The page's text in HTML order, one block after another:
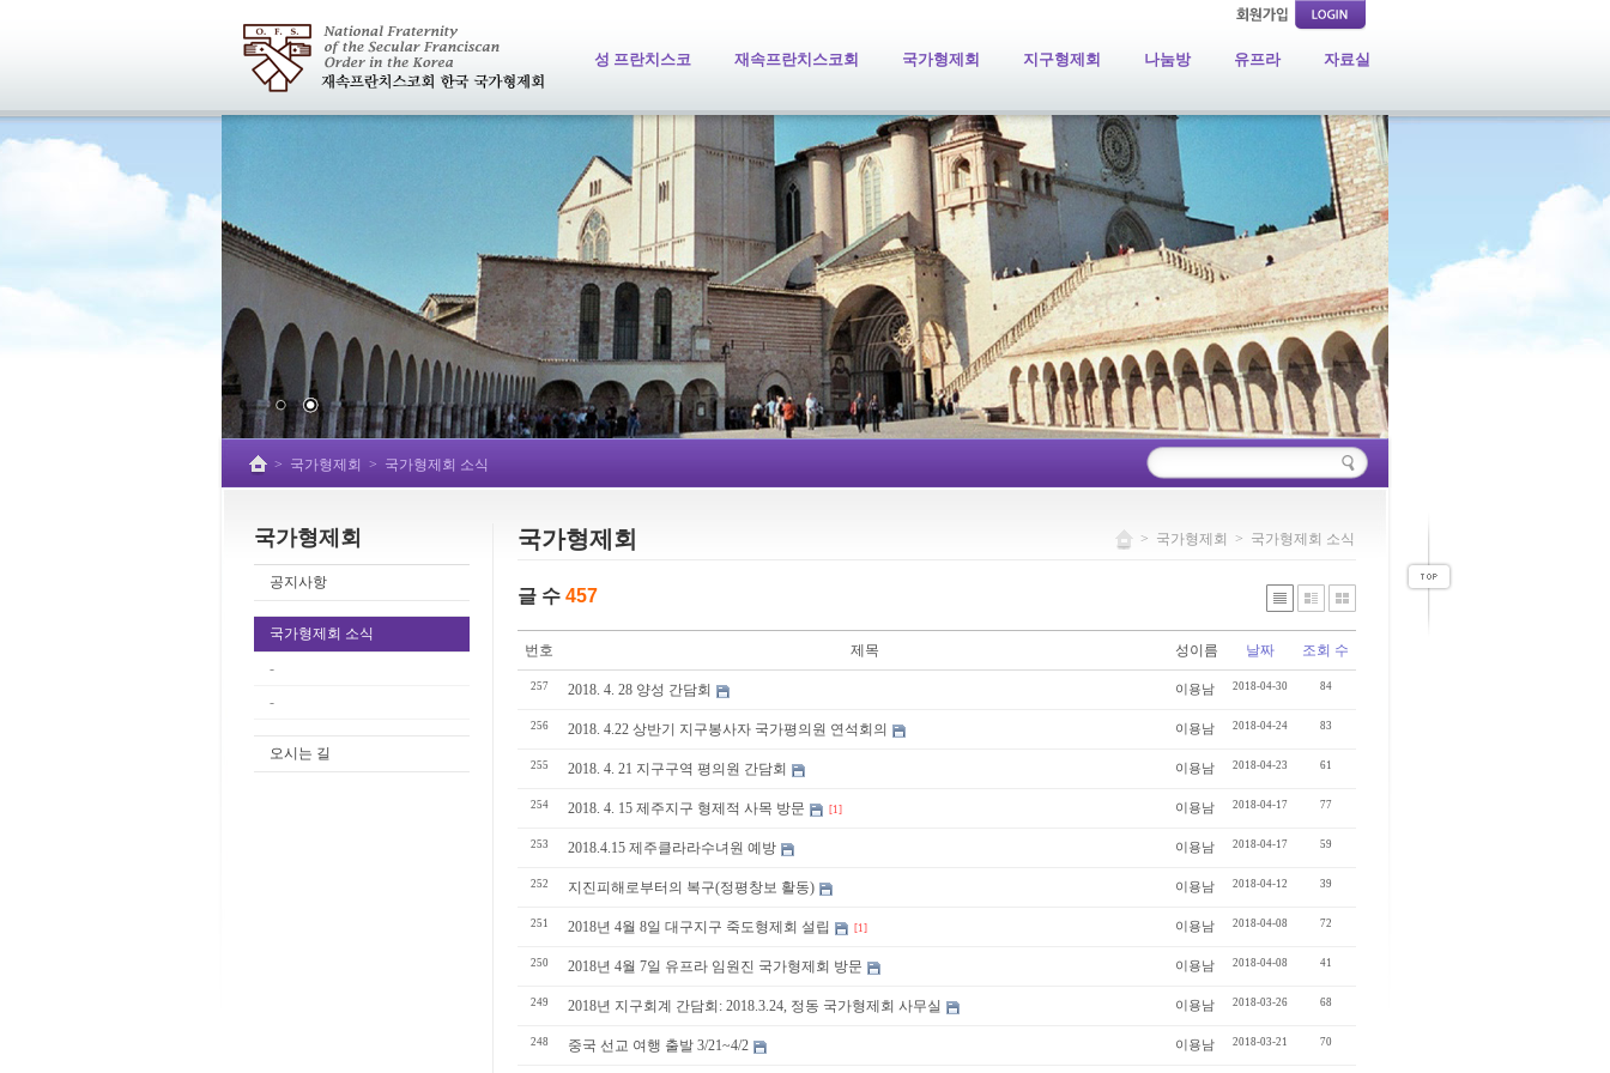
성 프란치스코 재속프란치스코회 국가형제회 지구형제회 나눔방 유프라 자료실
> 국가형제회 > 국가형제회 소식
국가형제회 > 국가형제회 > 국가형제회 소식
글 수 457
번호 제목 성이름 날짜 조회 수
257 2018. 4. 28 양성 간담회 이용남 2018-04-30 84
256 2018. 4.22 상반기 지구봉사자 국가평의원 연석회의 이용남 2018-04-24 83
255 2018. 4. 21 지구구역 평의원 간담회 이용남 2018-04-23 61
254 2018. 4. 15 제주지구 형제적 사목 방문 [1] 이용남 2018-04-17 77
253 2018.4.15 제주클라라수녀원 예방 이용남 2018-04-17 59
252 지진피해로부터의 복구(정평창보 활동) 이용남 2018-04-12 39
251 2018년 4월 8일 대구지구 죽도형제회 설립 [1] 이용남 2018-04-08 72
250 2018년 4월 7일 유프라 임원진 국가형제회 방문 이용남 2018-04-08 41
249 2018년 지구회계 간담회: 2018.3.24, 정동 국가형제회 사무실 이용남 2018-03-26 68
248 중국 선교 여행 출발 3/21~4/2 이용남 2018-03-21 70
국가형제회
공지사항
국가형제회 소식
-
-
오시는 길